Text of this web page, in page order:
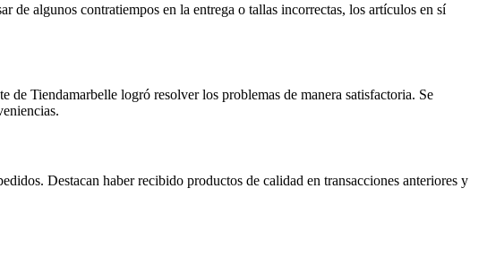
de algunos contratiempos en la entrega o tallas incorrectas, los artículos en sí
de Tiendamarbelle logró resolver los problemas de manera satisfactoria. Se
Destacan haber recibido productos de calidad en transacciones anteriores y